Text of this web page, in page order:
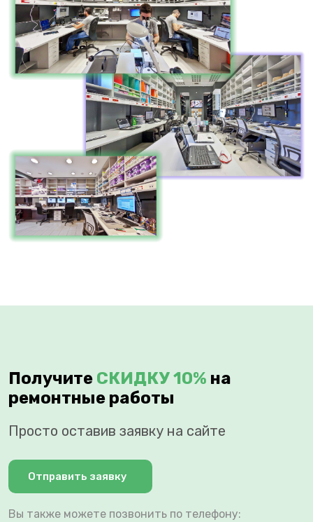
Получите СКИДКУ 10% на
ремонтные работы
Просто оставив заявку на сайте
Отправить заявку
Вы также можете позвонить по телефону: